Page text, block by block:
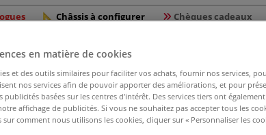
Châssis à configurer Chèques cadeaux
Tissu
en matière de cookies
et des outils similaires pour faciliter vos achats, fournir nos services,
nos services afin de pouvoir apporter des améliorations, et pour
basées sur les centres d’intérêt. Des services tiers ont
affichage de publicités. Si vous ne souhaitez pas accepter tous les
comment nous utilisons les cookies, cliquer sur « Personnaliser les